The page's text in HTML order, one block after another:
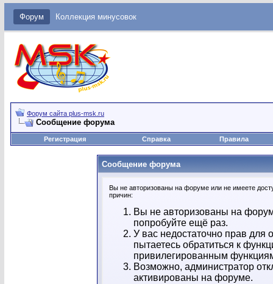
Форум Коллекция минусовок
Форум сайта plus-msk.ru
Сообщение форума
Регистрация Справка Правила
Сообщение форума
Вы не авторизованы на форуме или не имеете
причин:
Вы не авторизованы на
попробуйте ещё раз.
У вас недостаточно прав
пытаетесь обратиться к
привилегированным
Возможно, администратор
активированы на форуме.